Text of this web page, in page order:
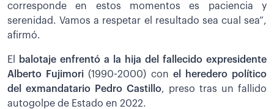
corresponde en estos momentos es paciencia y
serenidad. Vamos a respetar el resultado sea cual sea”,
afirmó.
El
balotaje enfrentó a la hija del fallecido expresidente
Alberto Fujimori (1990-2000) con el heredero político
del exmandatario Pedro Castillo, preso tras un fallido
autogolpe de Estado en 2022.